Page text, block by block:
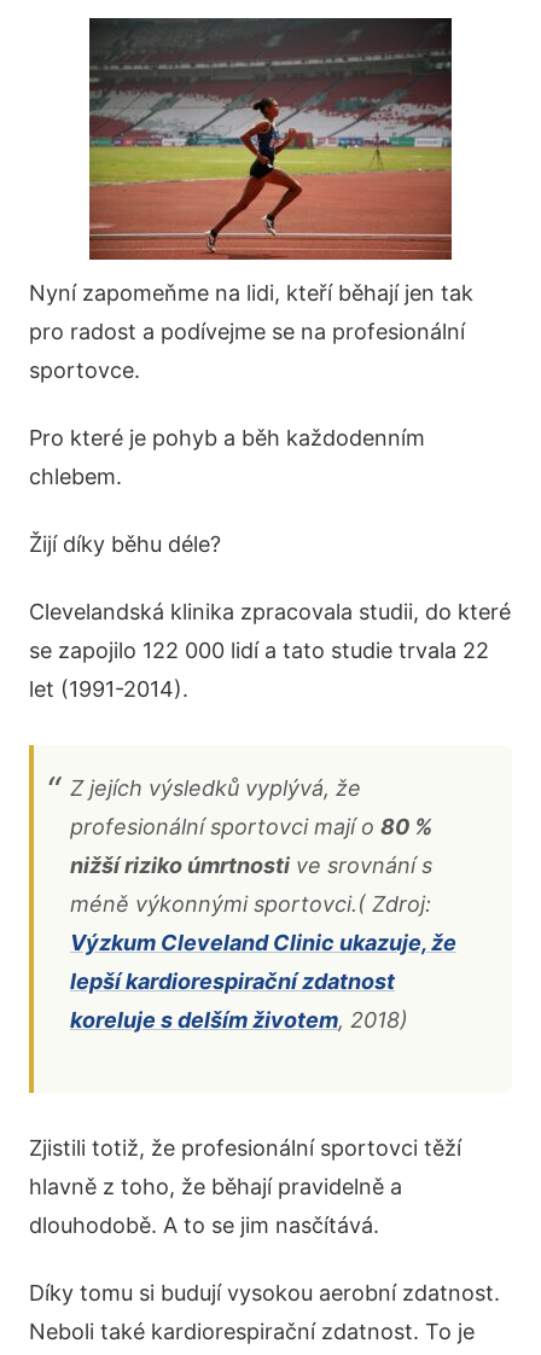
Nyní zapomeňme na lidi, kteří běhají jen tak
pro radost a podívejme se na profesionální
sportovce.
Pro které je pohyb a běh každodenním
chlebem.
Žijí díky běhu déle?
Clevelandská klinika zpracovala studii, do které
se zapojilo 122 000 lidí a tato studie trvala 22
let (1991-2014).
Z jejích výsledků vyplývá, že
profesionální sportovci mají o 80 %
nižší riziko úmrtnosti ve srovnání s
méně výkonnými sportovci.( Zdroj:
Výzkum Cleveland Clinic ukazuje, že
lepší kardiorespirační zdatnost
koreluje s delším životem, 2018)
Zjistili totiž, že profesionální sportovci těží
hlavně z toho, že běhají pravidelně a
dlouhodobě. A to se jim nasčítává.
Díky tomu si budují vysokou aerobní zdatnost.
Neboli také kardiorespirační zdatnost. To je